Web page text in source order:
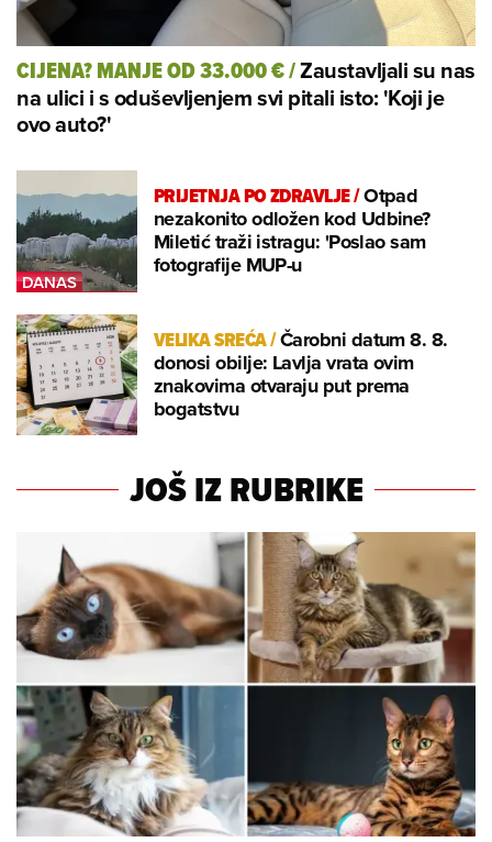
CIJENA? MANJE OD 33.000 €/Zaustavljali su nas
na ulici i s oduševljenjem svi pitali isto: 'Koji je
ovo auto?'
PRIJETNJA PO ZDRAVLJE/Otpad
nezakonito odložen kod Udbine?
Miletić traži istragu: 'Poslao sam
fotografije MUP-u
VELIKA SREĆA/Čarobni datum 8. 8.
donosi obilje: Lavlja vrata ovim
znakovima otvaraju put prema
bogatstvu
JOŠ IZ RUBRIKE